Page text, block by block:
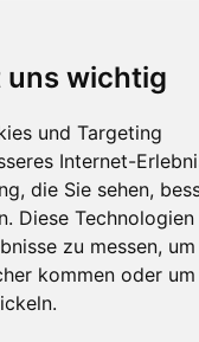
uns wichtig
und Targeting
Internet-
die Sie sehen,
Diese Technologien
zu messen,
kommen oder um